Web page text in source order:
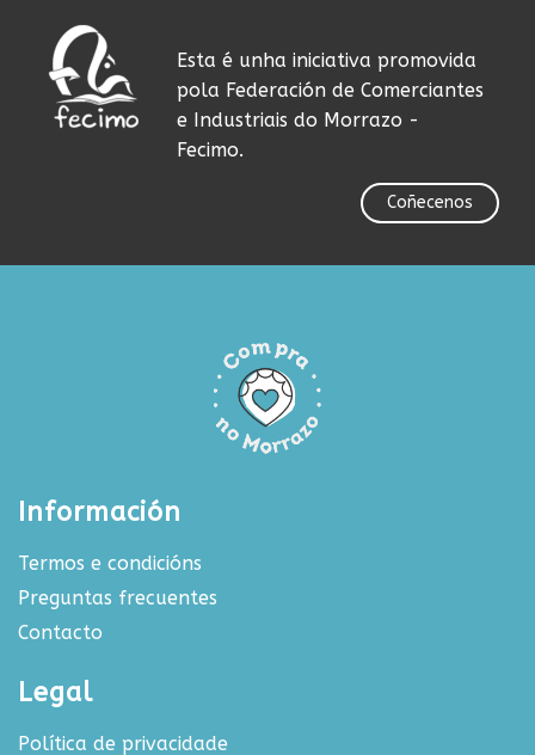
Esta é unha iniciativa promovida
pola Federación de Comerciantes
e Industriais do Morrazo -
Fecimo.
Coñecenos
Información
Termos e condicións
Preguntas frecuentes
Contacto
Legal
Política de privacidade